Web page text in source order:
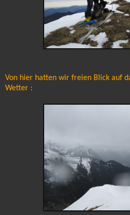
Von hier hatten wir freien Blick auf
Wetter :